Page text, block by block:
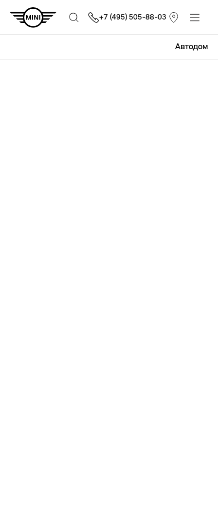
Автодом
+7 (495) 505-88-03